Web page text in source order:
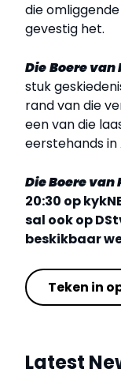
die
gevestig het.
DieBoere van
stuk
rand van die
een van die
eerstehands
Die Boere van
20:30 op
sal ook op
beskikbaar
Teken in
Latest